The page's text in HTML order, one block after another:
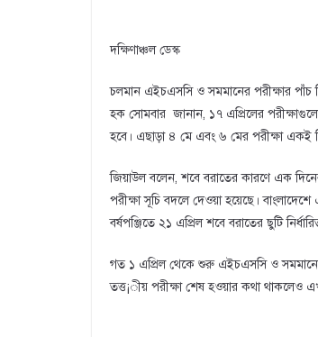
দক্ষিণাঞ্চল ডেস্ক
চলমান এইচএসসি ও সমমানের পরীক্ষার পাঁচ
হক সোমবার জানান, ১৭ এপ্রিলের
হবে। এছাড়া ৪ মে এবং ৬ মের পরীক্ষা একই
জিয়াউল বলেন, শবে বরাতের কারণে এক
পরীক্ষা সূচি বদলে দেওয়া হয়েছে।
বর্ষপঞ্জিতে ২১ এপ্রিল শবে বরাতের ছুটি
গত ১ এপ্রিল থেকে শুরু এইচএসসি ও
তত্ত¡ীয় পরীক্ষা শেষ হওয়ার কথা থাকলেও